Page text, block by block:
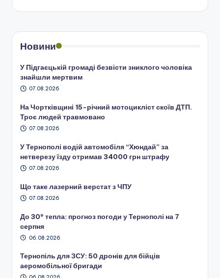
Новини
У Підгаєцькій громаді безвісти зниклого чоловіка
знайшли мертвим
07.08.2026
На Чортківщині 15-річний мотоцикліст скоїв ДТП.
Троє людей травмовано
07.08.2026
У Тернополі водій автомобіля “Хюндай” за
нетверезу їзду отримав 34000 грн штрафу
07.08.2026
Що таке лазерний верстат з ЧПУ
07.08.2026
До 30° тепла: прогноз погоди у Тернополі на 7
серпня
06.08.2026
Тернопіль для ЗСУ: 50 дронів для бійців
аеромобільної бригади